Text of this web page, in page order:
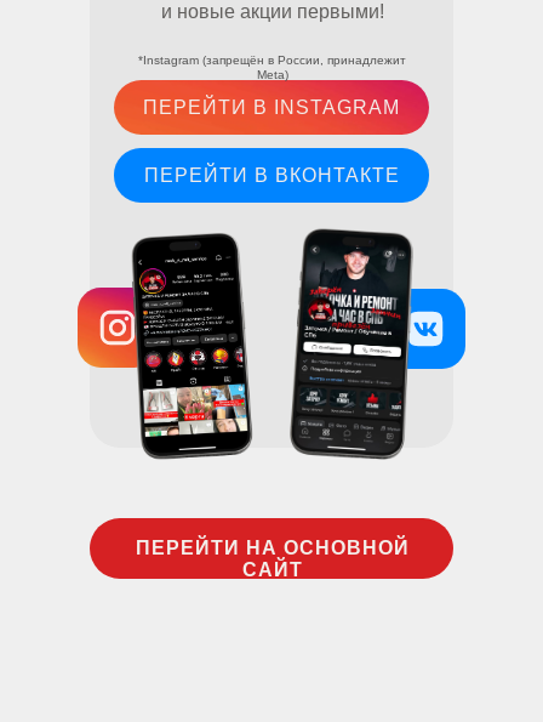
ПЕРЕЙТИ НА ОСНОВНОЙ
САЙТ
ПЕРЕЙТИ В INSTAGRAM
и новые акции первыми!
ПЕРЕЙТИ В ВКОНТАКТЕ
*Instagram (запрещён в России, принадлежит
Meta)